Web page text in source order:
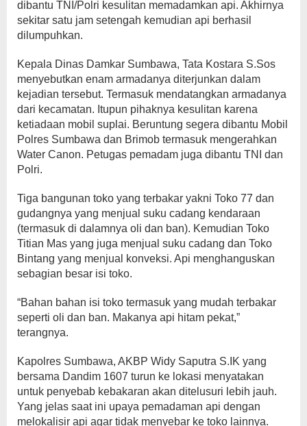
dibantu TNI/Polri kesulitan memadamkan api. Akhirnya
sekitar satu jam setengah kemudian api berhasil
dilumpuhkan.
Kepala Dinas Damkar Sumbawa, Tata Kostara S.Sos
menyebutkan enam armadanya diterjunkan dalam
kejadian tersebut. Termasuk mendatangkan armadanya
dari kecamatan. Itupun pihaknya kesulitan karena
ketiadaan mobil suplai. Beruntung segera dibantu Mobil
Polres Sumbawa dan Brimob termasuk mengerahkan
Water Canon. Petugas pemadam juga dibantu TNI dan
Polri.
Tiga bangunan toko yang terbakar yakni Toko 77 dan
gudangnya yang menjual suku cadang kendaraan
(termasuk di dalamnya oli dan ban). Kemudian Toko
Titian Mas yang juga menjual suku cadang dan Toko
Bintang yang menjual konveksi. Api menghanguskan
sebagian besar isi toko.
“Bahan bahan isi toko termasuk yang mudah terbakar
seperti oli dan ban. Makanya api hitam pekat,”
terangnya.
Kapolres Sumbawa, AKBP Widy Saputra S.IK yang
bersama Dandim 1607 turun ke lokasi menyatakan
untuk penyebab kebakaran akan ditelusuri lebih jauh.
Yang jelas saat ini upaya pemadaman api dengan
melokalisir api agar tidak menyebar ke toko lainnya.